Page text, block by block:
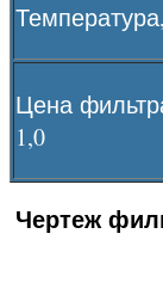
Цена
1,0
Чертеж